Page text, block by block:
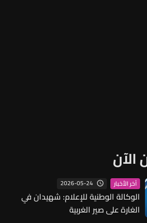
الآن
آخر الأخبار 2026-05-24
الوكالة الوطنية للإعلام: شهيدان في
الغارة على صير الغربية